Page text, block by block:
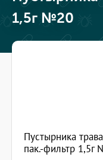
1,5г №20
Пустырника трава
пак.-фильтр 1,5г